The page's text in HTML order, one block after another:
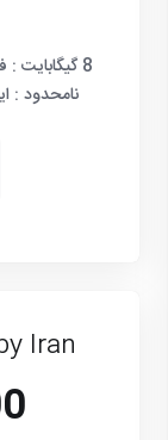
نامحدود :
Iran